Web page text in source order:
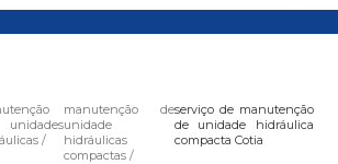
manutenção de
unidade
hidráulicas
compactas
serviço de manutenção
de unidade hidráulica
compacta Cotia